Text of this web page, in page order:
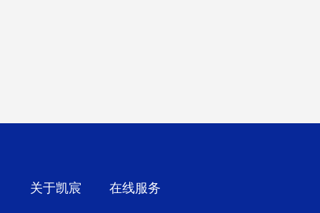
关于凯宸 在线服务